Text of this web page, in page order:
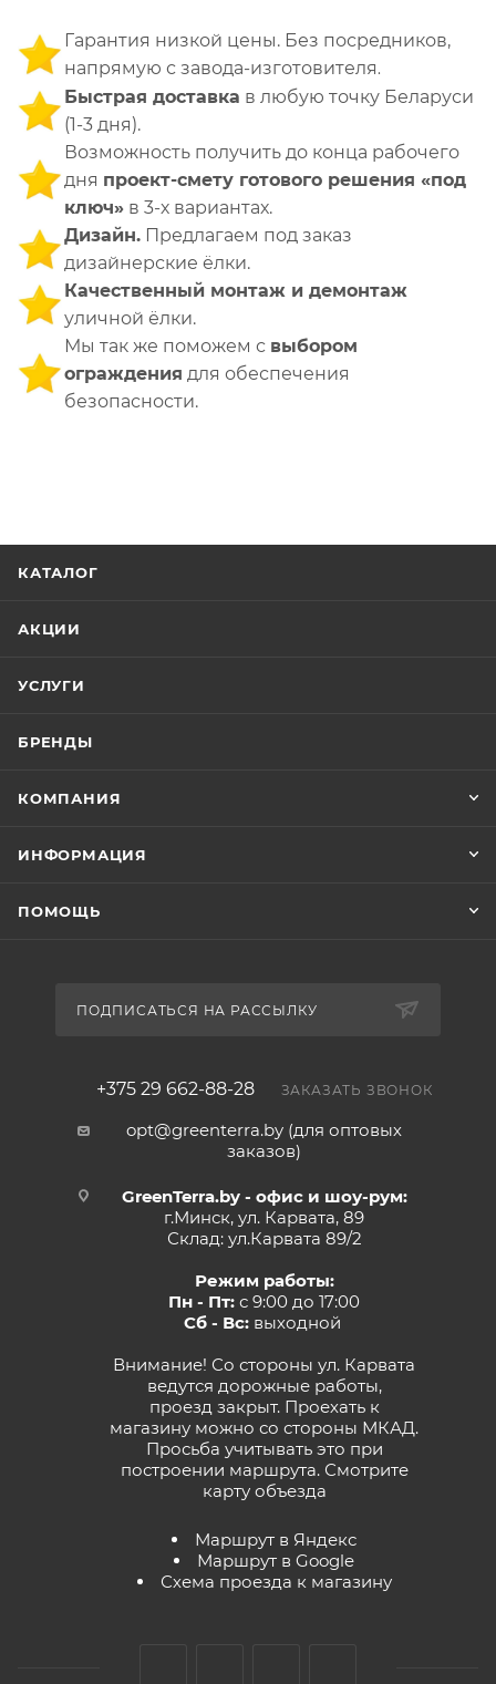
Гарантия низкой цены. Без посредников,
напрямую с завода-изготовителя.
Быстрая доставка в любую точку Беларуси
(1-3 дня).
Возможность получить до конца рабочего
дня проект-смету готового решения «под
ключ» в 3-х вариантах.
Дизайн. Предлагаем под заказ
дизайнерские ёлки.
Качественный монтаж и демонтаж
уличной ёлки.
Мы так же поможем с выбором
ограждения для обеспечения
безопасности.
КАТАЛОГ
АКЦИИ
УСЛУГИ
БРЕНДЫ
КОМПАНИЯ
ИНФОРМАЦИЯ
ПОМОЩЬ
ПОДПИСАТЬСЯ НА РАССЫЛКУ
+375 29 662-88-28 ЗАКАЗАТЬ ЗВОНОК
opt@greenterra.by (для оптовых
заказов)
GreenTerra.by - офис и шоу-рум:
г.Минск, ул. Карвата, 89
Склад: ул.Карвата 89/2
Режим работы:
Пн - Пт: с 9:00 до 17:00
Сб - Вс:выходной
Внимание! Со стороны ул. Карвата
ведутся дорожные работы,
проезд закрыт. Проехать к
магазину можно со стороны МКАД.
Просьба учитывать это при
построении маршрута. Смотрите
карту объезда
Маршрут в Яндекс
Маршрут в Google
Схема проезда к магазину